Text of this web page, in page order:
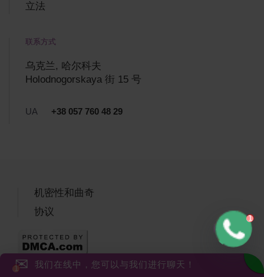
立法
联系方式
乌克兰, 哈尔科夫
Holodnogorskaya 街 15 号
UA +38 057 760 48 29
机密性和曲奇
协议
✉ 我们在线中，您可以与我们进行聊天！